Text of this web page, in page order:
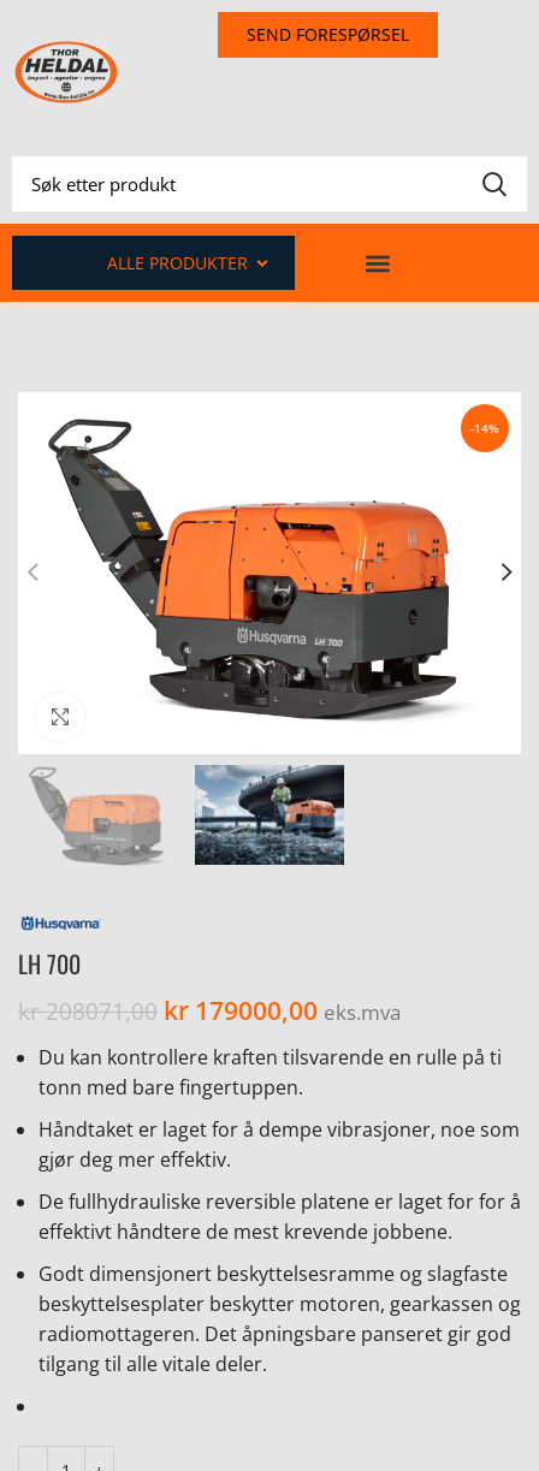
SEND FORESPØRSEL
ALLE PRODUKTER
-14%
Click to enlarge
LH 700
kr208071,00 kr 179000,00 eks.mva
Du kan kontrollere kraften tilsvarende en rulle på ti
tonn med bare fingertuppen.
Håndtaket er laget for å dempe vibrasjoner, noe som
gjør deg mer effektiv.
De fullhydrauliske reversible platene er laget for for å
effektivt håndtere de mest krevende jobbene.
Godt dimensjonert beskyttelsesramme og slagfaste
beskyttelsesplater beskytter motoren, gearkassen og
radiomottageren. Det åpningsbare panseret gir god
tilgang til alle vitale deler.